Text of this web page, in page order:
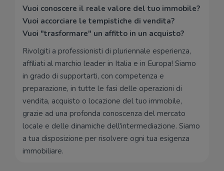
Vuoi conoscere il reale valore del tuo immobile?
Vuoi accorciare le tempistiche di vendita?
Vuoi "trasformare" un affitto in un acquisto?
Rivolgiti a professionisti di pluriennale esperienza,
affiliati al marchio leader in Italia e in Europa! Siamo
in grado di supportarti, con competenza e
preparazione, in tutte le fasi delle operazioni di
vendita, acquisto o locazione del tuo immobile,
grazie ad una profonda conoscenza del mercato
locale e delle dinamiche dell'intermediazione. Siamo
a tua disposizione per risolvere ogni tua esigenza
immobiliare.